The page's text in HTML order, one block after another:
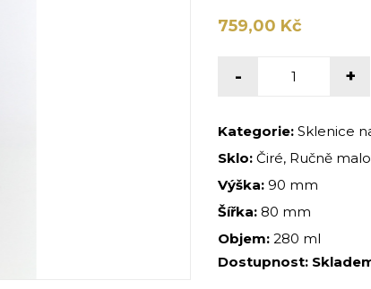
759,00 Kč
- +
Kategorie: Sklenice
Sklo: Čiré, Ručně
Výška: 90 mm
Šířka: 80 mm
Objem: 280 ml
Dostupnost: